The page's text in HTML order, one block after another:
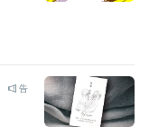
告